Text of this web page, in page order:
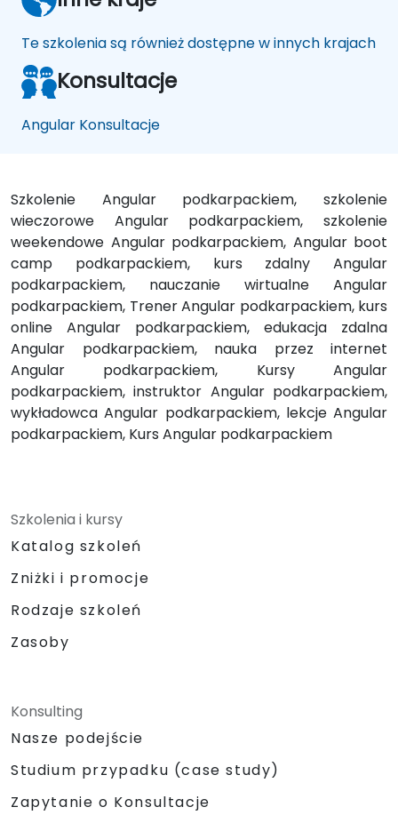
Te szkolenia są również dostępne w innych krajach
Konsultacje
Angular Konsultacje
Szkolenie Angular podkarpackiem, szkolenie
wieczorowe Angular podkarpackiem, szkolenie
weekendowe Angular podkarpackiem, Angular boot
camp podkarpackiem, kurs zdalny Angular
podkarpackiem, nauczanie wirtualne Angular
podkarpackiem, Trener Angular podkarpackiem, kurs
online Angular podkarpackiem, edukacja zdalna
Angular podkarpackiem, nauka przez internet
Angular podkarpackiem, Kursy Angular
podkarpackiem, instruktor Angular podkarpackiem,
wykładowca Angular podkarpackiem, lekcje Angular
podkarpackiem, Kurs Angular podkarpackiem
Szkolenia i kursy
Katalog szkoleń
Zniżki i promocje
Rodzaje szkoleń
Zasoby
Konsulting
Nasze podejście
Studium przypadku (case study)
Zapytanie o Konsultacje